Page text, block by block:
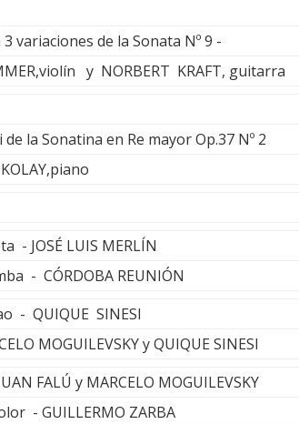
variaciones de la Sonata Nº 9 -
y NORBERT KRAFT, guitarra
la Sonatina en Re mayor Op.37 Nº 2
- JOSÉ LUIS MERLÍN
- CÓRDOBA REUNIÓN
- QUIQUE SINESI
MOGUILEVSKY y QUIQUE SINESI
FALÚ y MARCELO MOGUILEVSKY
- GUILLERMO ZARBA